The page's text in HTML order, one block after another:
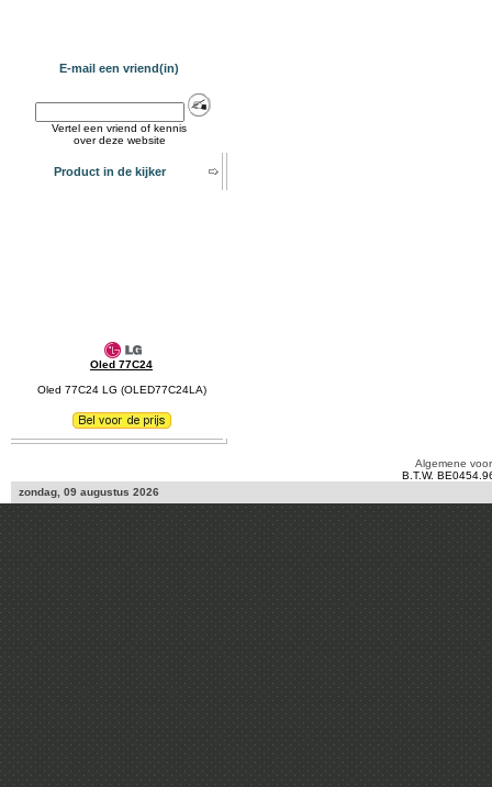
E-mail een vriend(in)
Vertel een vriend of kennis
over deze website
Product in de kijker
Oled 77C24
Oled 77C24 LG (OLED77C24LA)
Algemene
B.T.W.
zondag, 09 augustus 2026